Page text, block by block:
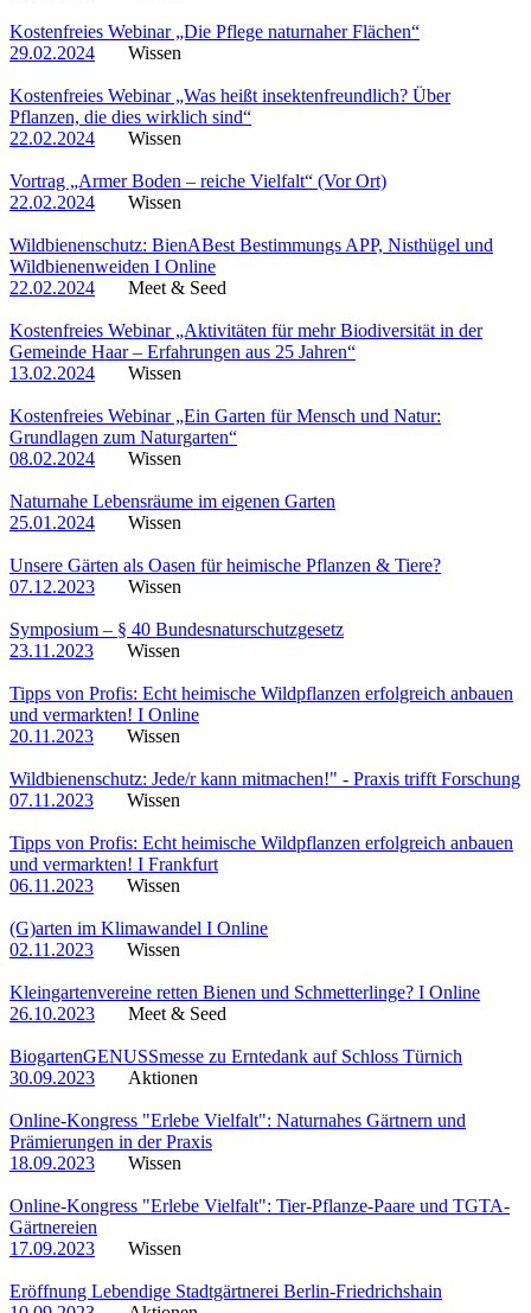
Kostenfreies Webinar „Die Pflege naturnaher Flächen“
29.02.2024
Wissen
Kostenfreies Webinar „Was heißt insektenfreundlich? Über
Pflanzen, die dies wirklich sind“
22.02.2024
Wissen
Vortrag „Armer Boden – reiche Vielfalt“ (Vor Ort)
22.02.2024
Wissen
Wildbienenschutz: BienABest Bestimmungs APP, Nisthügel und
Wildbienenweiden I Online
22.02.2024
Meet & Seed
Kostenfreies Webinar „Aktivitäten für mehr Biodiversität in der
Gemeinde Haar – Erfahrungen aus 25 Jahren“
13.02.2024
Wissen
Kostenfreies Webinar „Ein Garten für Mensch und Natur:
Grundlagen zum Naturgarten“
08.02.2024
Wissen
Naturnahe Lebensräume im eigenen Garten
25.01.2024
Wissen
Unsere Gärten als Oasen für heimische Pflanzen & Tiere?
07.12.2023
Wissen
Symposium – § 40 Bundesnaturschutzgesetz
23.11.2023
Wissen
Tipps von Profis: Echt heimische Wildpflanzen erfolgreich anbauen
und vermarkten! I Online
20.11.2023
Wissen
Wildbienenschutz: Jede/r kann mitmachen!" - Praxis trifft Forschung
07.11.2023
Wissen
Tipps von Profis: Echt heimische Wildpflanzen erfolgreich anbauen
und vermarkten! I Frankfurt
06.11.2023
Wissen
(G)arten im Klimawandel I Online
02.11.2023
Wissen
Kleingartenvereine retten Bienen und Schmetterlinge? I Online
26.10.2023
Meet & Seed
BiogartenGENUSSmesse zu Erntedank auf Schloss Türnich
30.09.2023
Aktionen
Online-Kongress "Erlebe Vielfalt": Naturnahes Gärtnern und
Prämierungen in der Praxis
18.09.2023
Wissen
Online-Kongress "Erlebe Vielfalt": Tier-Pflanze-Paare und TGTA-
Gärtnereien
17.09.2023
Wissen
Eröffnung Lebendige Stadtgärtnerei Berlin-Friedrichshain